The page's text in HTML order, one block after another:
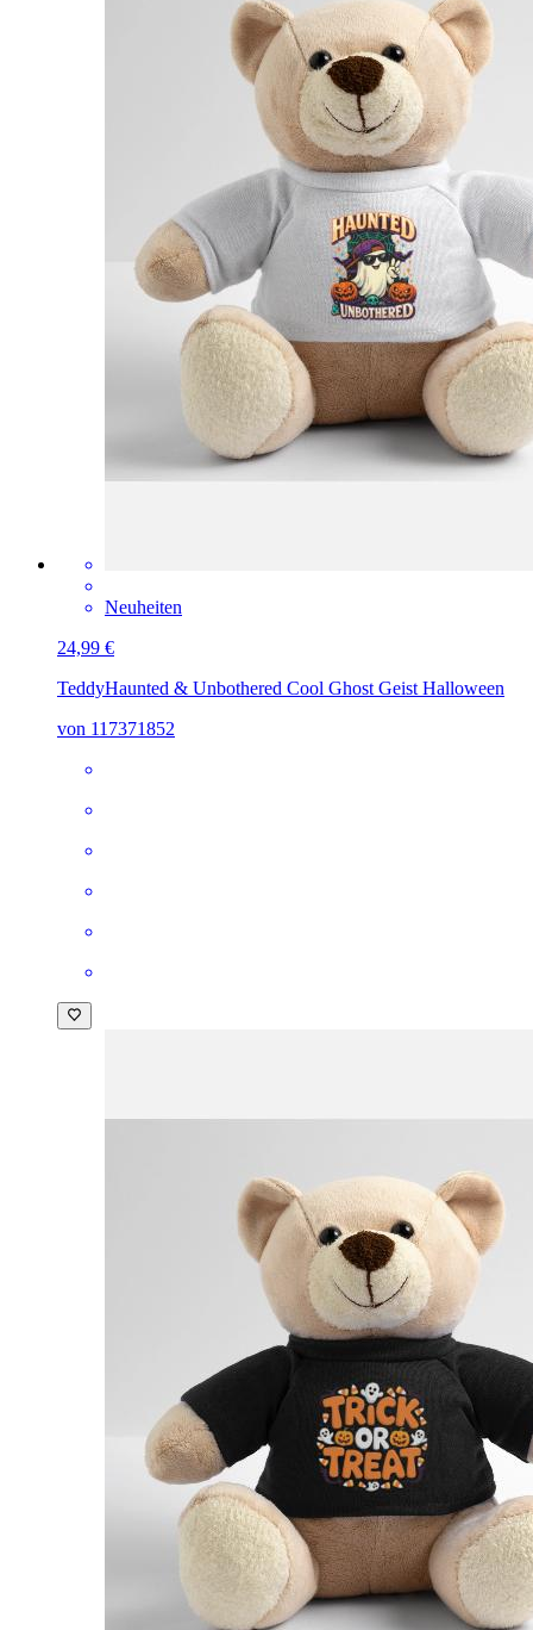
Neuheiten
24,99 €
TeddyHaunted & Unbothered Cool Ghost Geist Halloween
von 117371852